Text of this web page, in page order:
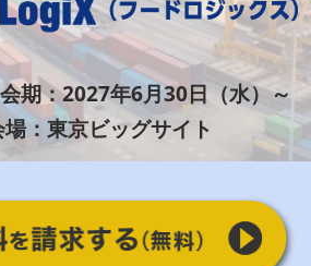
年06月30日
ビッグサイト / Tokyo Big Sight
期：2027年6月30日（水）～
：東京ビッグサイト